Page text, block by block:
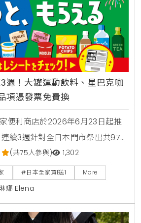
3週！大罐運動飲料、星巴克咖
項憑發票免費換
便利商店於2026年6月23日起推
連續3週針對全日本門市祭出共97款
咖啡、大容量運動飲料、日清杯
消費者購買指定商品即可於隔週
期台灣讀者前往日本旅遊、自由
省錢必看攻略。
(共75人參與) 1,302
#日本全家買1送1 More
娜 Elena